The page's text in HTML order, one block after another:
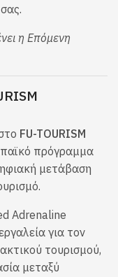
η Επόμενη
FU-TOURISM
πρόγραμμα
μετάβαση
Adrenaline
για τον
τουρισμού,
μεταξύ